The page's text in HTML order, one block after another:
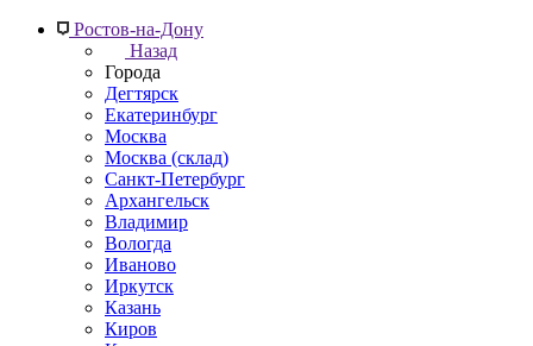
Ростов-на-Дону
Назад
Города
Дегтярск
Екатеринбург
Москва
Москва (склад)
Санкт-Петербург
Архангельск
Владимир
Вологда
Иваново
Иркутск
Казань
Киров